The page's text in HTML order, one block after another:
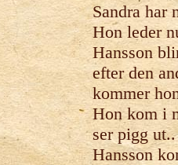
Sandra har
Hon leder
Hansson
efter den
kommer
Hon kom i
ser pigg
Hansson